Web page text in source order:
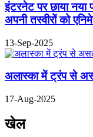
इंटरनेट पर छाया
अपनी तस्वीरों को
13-Sep-2025
अलास्का में ट्रंप से
17-Aug-2025
खेल